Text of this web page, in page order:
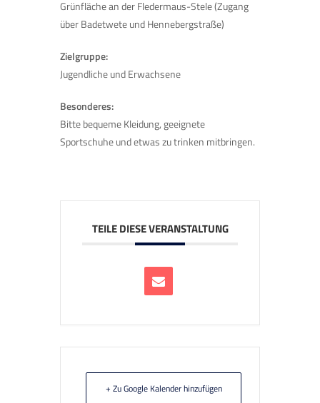
Grünfläche an der Fledermaus-Stele (Zugang
über Badetwete und Hennebergstraße)
Zielgruppe:
Jugendliche und Erwachsene
Besonderes:
Bitte bequeme Kleidung, geeignete
Sportschuhe und etwas zu trinken mitbringen.
TEILE DIESE VERANSTALTUNG
+ Zu Google Kalender hinzufügen